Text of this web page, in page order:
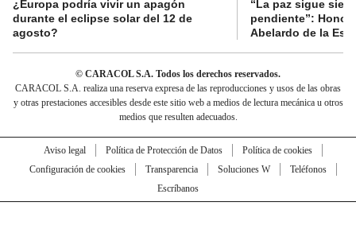
¿Europa podría vivir un apagón
durante el eclipse solar del 12 de
agosto?
“La paz sigue
pendiente”:
Abelardo de la
© CARACOL S.A. Todos los derechos reservados.
CARACOL S.A. realiza una reserva expresa de las reproducciones y usos de las obras
y otras prestaciones accesibles desde este sitio web a medios de lectura mecánica u otros
medios que resulten adecuados.
Aviso legal Política de Protección de Datos
Política de cookies
Configuración de cookies
Transparencia Soluciones W
Teléfonos
Escríbanos